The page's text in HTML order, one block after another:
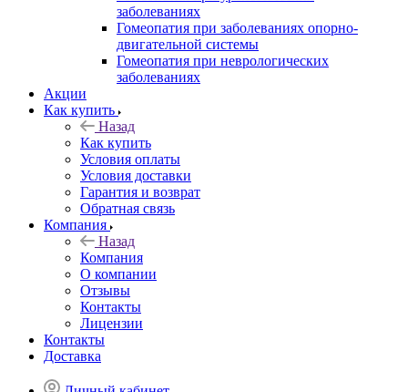
заболеваниях
Гомеопатия при заболеваниях опорно-
двигательной системы
Гомеопатия при неврологических
заболеваниях
Акции
Как купить
Назад
Как купить
Условия оплаты
Условия доставки
Гарантия и возврат
Обратная связь
Компания
Назад
Компания
О компании
Отзывы
Контакты
Лицензии
Контакты
Доставка